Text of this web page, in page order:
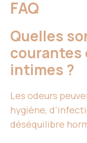
FAQ
Quelles
courantes
intimes ?
Les odeurs
hygiène,
déséquilibre